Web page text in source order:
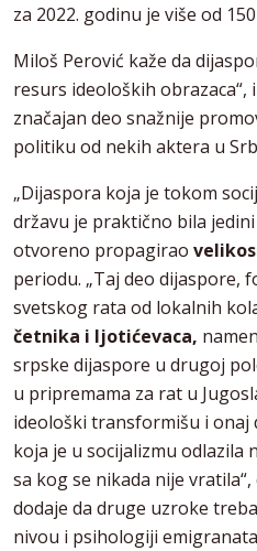
za 2022. godinu je više od
Miloš Perović kaže da
resurs ideoloških obrazaca“,
značajan deo snažnije
politiku od nekih aktera u
„Dijaspora koja je tokom
državu je praktično bila
otvoreno propagirao
periodu. „Taj deo dijaspore,
svetskog rata od lokalnih
četnika i ljotićevaca,
srpske dijaspore u drugoj
u pripremama za rat u
ideološki transformišu i onaj
koja je u socijalizmu odlazila
sa kog se nikada nije
dodaje da druge uzroke
nivou i psihologiji